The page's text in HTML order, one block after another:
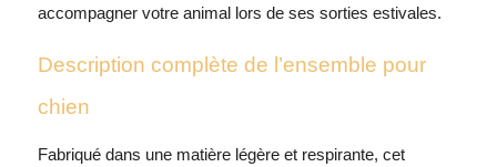
accompagner votre animal lors de ses sorties estivales.
Description complète de l’ensemble pour
chien
Fabriqué dans une matière légère et respirante, cet